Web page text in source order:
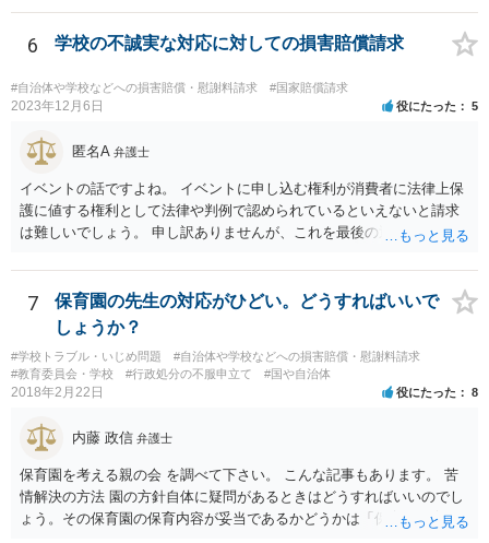
でしょう。 両者をそろえるに越したことはないですが、卒業式の日程
自体は各学校によって慣例として定められることが多いですし、学籍
題はないでしょう。 ＞万一、効力発生日より前に、その効力が無効と
なる出来事が起こったとしたら、その証明書は効力を発生する事な
自然でしょう。 ただし、卒業証書自体は、通常記載されている内容
点では、そのこと自体は過去の事実として間違いないので、卒業証書
自体の無効かどうかという法的な効力を議論するものではないでしょ
う。 問題は、証書そのものではなく、在学中に何らかの問題を起こし
6 学校の不誠実な対応に対しての損害賠償請求
#自治体や学校などへの損害賠償・慰謝料請求 #国家賠償請求
2023年12月6日 役にたった 5
匿名A 弁護士
イベントの話ですよね。 イベントに申し込む権利が消費者に法律上保
護に値する権利として法律や判例で認められているといえないと請求
は難しいでしょう。 申し訳ありませんが、これを最後の返信としま
7
保育園の先生の対応がひどい。どうすればいいで
しょうか？
#学校トラブル・いじめ問題
#自治体や学校などへの損害賠償・慰謝料請求
#教育委員会・学校
#行政処分の不服申立て #国や自治体
2018年2月22日 役にたった 8
内藤 政信 弁護士
保育園を考える親の会 を調べて下さい。 こんな記事もあります。 苦
情解決の方法 園の方針自体に疑問があるときはどうすればいいのでし
ょう。その保育園の保育内容が妥当であるかどうかは「保育所保育指